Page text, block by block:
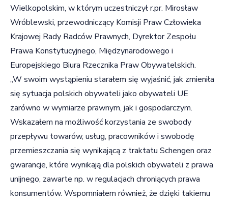
Wielkopolskim, w którym uczestniczył r.pr. Mirosław
Wróblewski, przewodniczący Komisji Praw Człowieka
Krajowej Rady Radców Prawnych, Dyrektor Zespołu
Prawa Konstytucyjnego, Międzynarodowego i
Europejskiego Biura Rzecznika Praw Obywatelskich.
„W swoim wystąpieniu starałem się wyjaśnić, jak zmieniła
się sytuacja polskich obywateli jako obywateli UE
zarówno w wymiarze prawnym, jak i gospodarczym.
Wskazałem na możliwość korzystania ze swobody
przepływu towarów, usług, pracowników i swobodę
przemieszczania się wynikającą z traktatu Schengen oraz
gwarancje, które wynikają dla polskich obywateli z prawa
unijnego, zawarte np. w regulacjach chroniących prawa
konsumentów. Wspomniałem również, że dzięki takiemu